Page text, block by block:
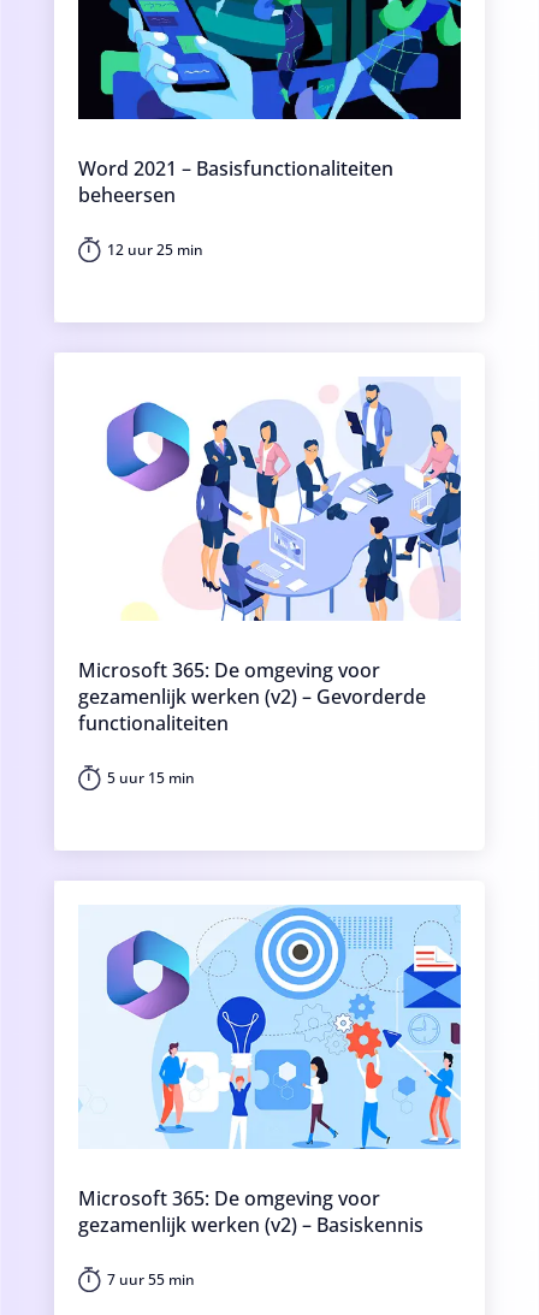
Word 2021 – Basisfunctionaliteiten
beheersen
12 uur 25 min
Microsoft 365: De omgeving voor
gezamenlijk werken (v2) – Gevorderde
functionaliteiten
5 uur 15 min
Microsoft 365: De omgeving voor
gezamenlijk werken (v2) – Basiskennis
7 uur 55 min